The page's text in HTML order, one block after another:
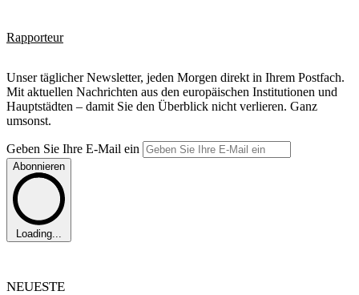
Rapporteur
Unser täglicher Newsletter, jeden Morgen direkt in Ihrem Postfach.
Mit aktuellen Nachrichten aus den europäischen Institutionen und
Hauptstädten – damit Sie den Überblick nicht verlieren. Ganz
umsonst.
Geben Sie Ihre E-Mail ein
Abonnieren
Loading...
NEUESTE